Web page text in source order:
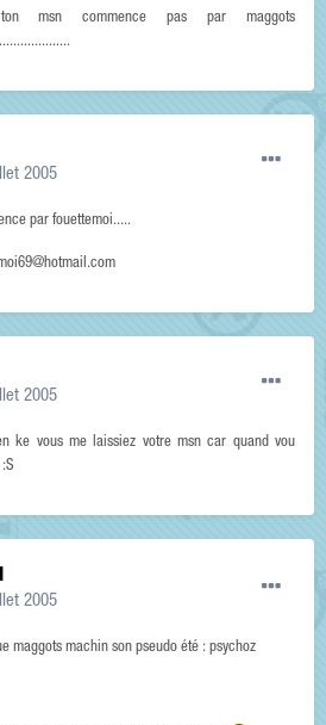
msn commence pas par maggots
2005
par fouettemoi.....
2005
ke vous me laissiez votre msn car quand vou
2005
maggots machin son pseudo été : psychoz